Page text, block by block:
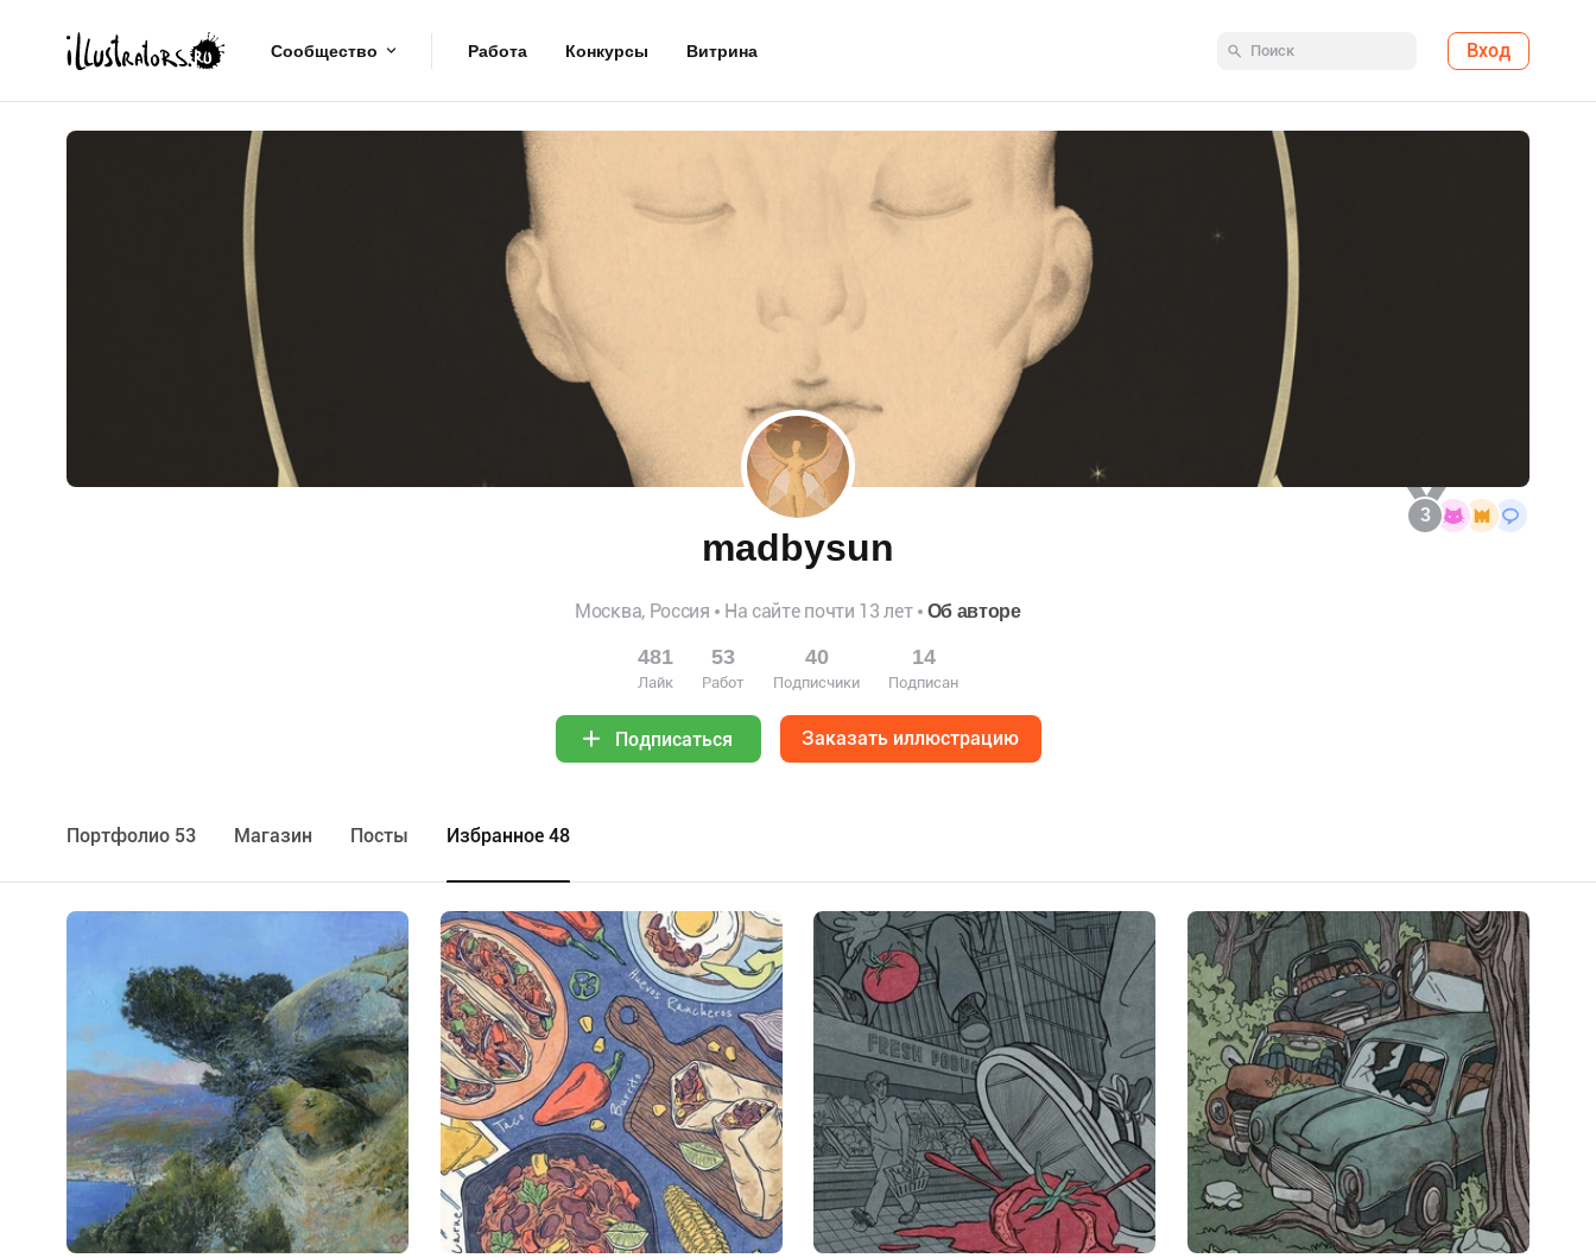
Сообщество Работа Конкурсы Витрина Вход
3
madbysun
Москва, Россия На сайте почти 13 лет Об авторе
481
Лайк
53
Работ
40
Подписчики
14
Подписан
Подписаться Заказать иллюстрацию
Портфолио 53 Maгазин Посты Избранное 48